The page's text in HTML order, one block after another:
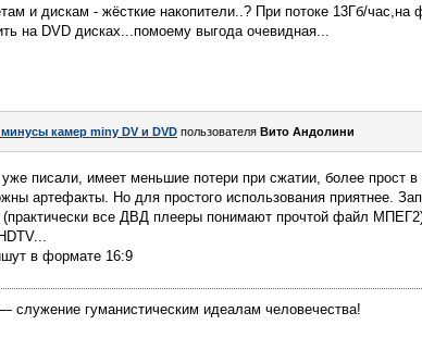
и дискам - жёсткие накопители..? При потоке 13Гб/
на DVD дисках...помоему выгода очевидная...
камер miny DV и DVD пользователя Вито Андолини
писали, имеет меньшие потери при сжатии, более прост
артефакты. Но для простого использования приятнее.
все ДВД плееры понимают прочтой файл
в формате 16:9
служение гуманистическим идеалам человечества!